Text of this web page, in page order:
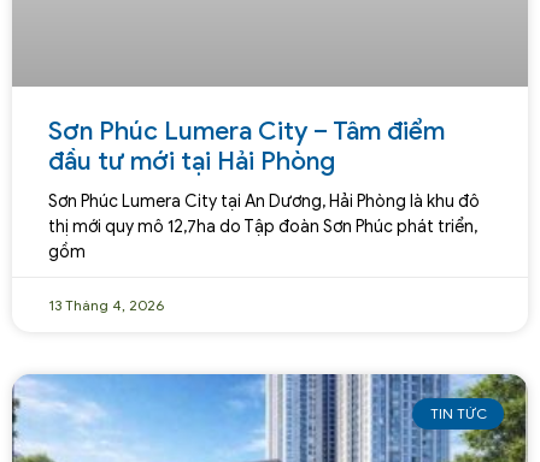
Sơn Phúc Lumera City – Tâm điểm
đầu tư mới tại Hải Phòng
Sơn Phúc Lumera City tại An Dương, Hải Phòng là khu đô
thị mới quy mô 12,7ha do Tập đoàn Sơn Phúc phát triển,
gồm
13 Tháng 4, 2026
TIN TỨC